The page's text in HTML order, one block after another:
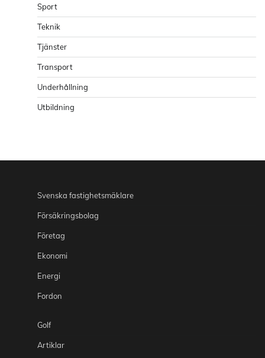
Sport
Teknik
Tjänster
Transport
Underhållning
Utbildning
Svenska fastighetsmäklare
Försäkringsbolag
Företag
Ekonomi
Energi
Fordon
Golf
Artiklar